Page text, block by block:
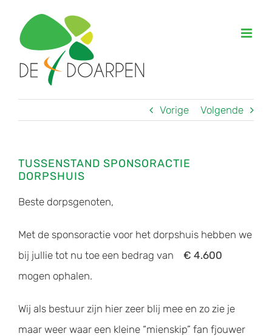
inhoud
Vorige Volgende
TUSSENSTAND SPONSORACTIE
DORPSHUIS
Beste dorpsgenoten,
Met de sponsoractie voor het dorpshuis hebben we
bij jullie tot nu toe een bedrag van € 4.600
mogen ophalen.
Wij als bestuur zijn hier zeer blij mee en zo zie je
maar weer waar een kleine “mienskip” fan fjouwer